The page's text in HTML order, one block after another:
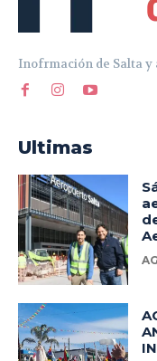
Inofrmación de Salta y
Ultimas